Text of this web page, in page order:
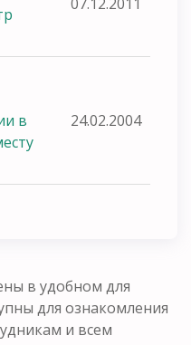
в
24.02.2004
в удобном для
для ознакомления
и всем